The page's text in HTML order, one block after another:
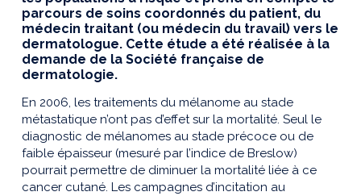
parcours de soins coordonnés du patient, du
médecin traitant (ou médecin du travail) vers le
dermatologue. Cette étude a été réalisée à la
demande de la Société française de
dermatologie.
En 2006, les traitements du mélanome au stade
métastatique n’ont pas d’effet sur la mortalité. Seul le
diagnostic de mélanomes au stade précoce ou de
faible épaisseur (mesuré par l’indice de Breslow)
pourrait permettre de diminuer la mortalité liée à ce
cancer cutané. Les campagnes d’incitation au